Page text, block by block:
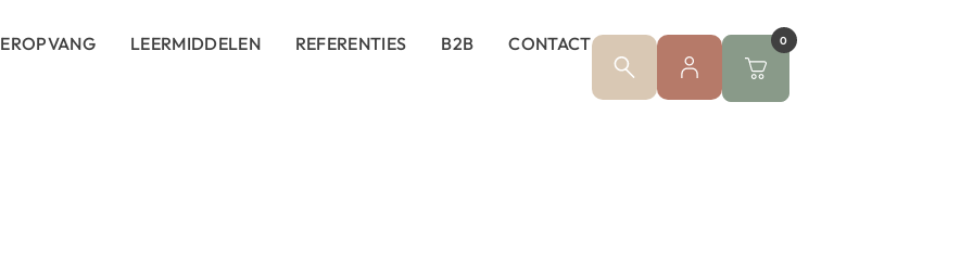
LEERMIDDELEN REFERENTIES B2B CONTACT 0